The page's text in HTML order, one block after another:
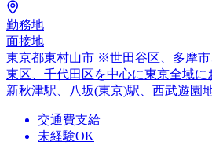
勤務地
面接地
東京都東村山市 ※世田谷区、多摩
東区、千代田区を中心に東京全域に
新秋津駅、八坂(東京)駅、西武遊園
交通費支給
未経験OK